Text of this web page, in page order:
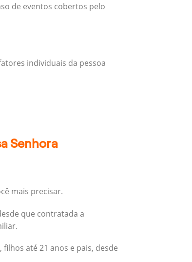
de eventos cobertos pelo
individuais da pessoa
Senhora
mais precisar.
que contratada a
até 21 anos e pais, desde